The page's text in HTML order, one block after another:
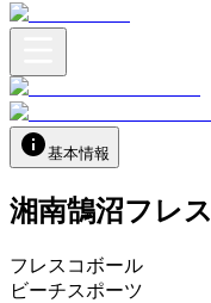
基本情報
湘南鵠沼フレ
フレスコボール
ビーチスポーツ